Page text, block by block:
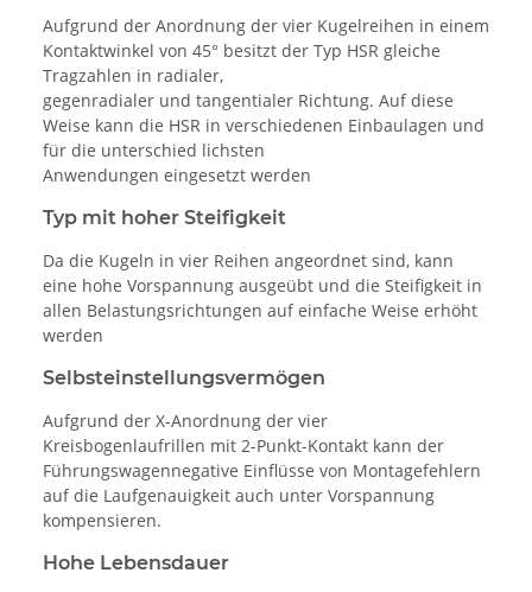
Aufgrund der Anordnung der vier Kugelreihen in einem
Kontaktwinkel von 45° besitzt der Typ HSR gleiche
Tragzahlen in radialer,
gegenradialer und tangentialer Richtung. Auf diese
Weise kann die HSR in verschiedenen Einbaulagen und
für die unterschied lichsten
Anwendungen eingesetzt werden
Typ mit hoher Steifigkeit
Da die Kugeln in vier Reihen angeordnet sind, kann
eine hohe Vorspannung ausgeübt und die Steifigkeit in
allen Belastungsrichtungen auf einfache Weise erhöht
werden
Selbsteinstellungsvermögen
Aufgrund der X-Anordnung der vier
Kreisbogenlaufrillen mit 2-Punkt-Kontakt kann der
Führungswagennegative Einflüsse von Montagefehlern
auf die Laufgenauigkeit auch unter Vorspannung
kompensieren.
Hohe Lebensdauer